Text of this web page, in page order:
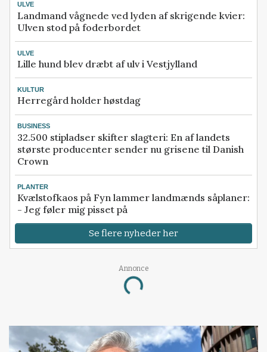
ULVE
Landmand vågnede ved lyden af skrigende kvier:
Ulven stod på foderbordet
ULVE
Lille hund blev dræbt af ulv i Vestjylland
KULTUR
Herregård holder høstdag
BUSINESS
32.500 stipladser skifter slagteri: En af landets
største producenter sender nu grisene til Danish
Crown
PLANTER
Kvælstofkaos på Fyn lammer landmænds såplaner:
- Jeg føler mig pisset på
Se flere nyheder her
Annonce
Loading...